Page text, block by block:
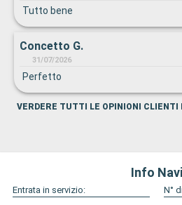
Tutto bene
Concetto G.
31/07/2026
Perfetto
VERDERE TUTTI LE OPINIONI CLIENTI
Info Navi
Entrata in servizio:
N°